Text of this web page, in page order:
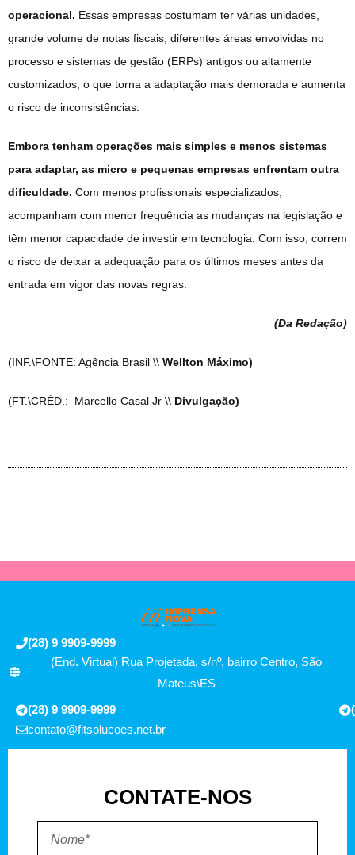
operacional. Essas empresas costumam ter várias unidades,
grande volume de notas fiscais, diferentes áreas envolvidas no
processo e sistemas de gestão (ERPs) antigos ou altamente
customizados, o que torna a adaptação mais demorada e aumenta
o risco de inconsistências.
Embora tenham operações mais simples e menos sistemas
para adaptar, as micro e pequenas empresas enfrentam outra
dificuldade. Com menos profissionais especializados,
acompanham com menor frequência as mudanças na legislação e
têm menor capacidade de investir em tecnologia. Com isso, correm
o risco de deixar a adequação para os últimos meses antes da
entrada em vigor das novas regras.
(Da Redação)
(INF.\FONTE: Agência Brasil \\ Wellton Máximo)
(FT.\CRÉD.: Marcello Casal Jr \\ Divulgação)
(28) 9 9909-9999
(End. Virtual) Rua Projetada, s/nº, bairro Centro, São
Mateus\ES
(28) 9 9909-9999
contato@fitsolucoes.net.br
CONTATE-NOS